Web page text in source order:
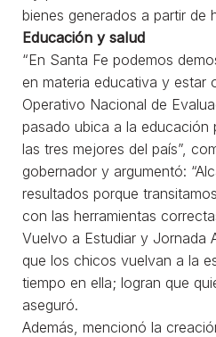
bienes generados a partir de
Educación y salud
“En Santa Fe podemos
en materia educativa y estar
Operativo Nacional de
pasado ubica a la educación
las tres mejores del país”,
gobernador y argumentó:
resultados porque
con las herramientas
Vuelvo a Estudiar y Jornada
que los chicos vuelvan a la
tiempo en ella; logran que
aseguró.
Además, mencionó la